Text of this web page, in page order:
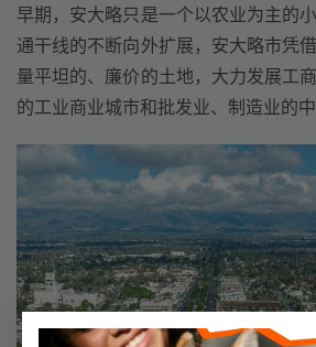
早期，安大略只是一个以农业为主的
通干线的不断向外扩展，安大略市凭
量平坦的、廉价的土地，大力发展工
的工业商业城市和批发业、制造业的中